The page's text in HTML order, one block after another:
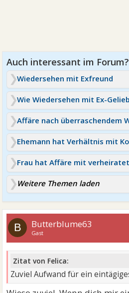
Wiedersehen mit Exfreund
Affäre nach überraschendem
Weitere Themen laden
B Butterblume63
Gast
Zitat von Felica:
Zuviel Aufwand für ein